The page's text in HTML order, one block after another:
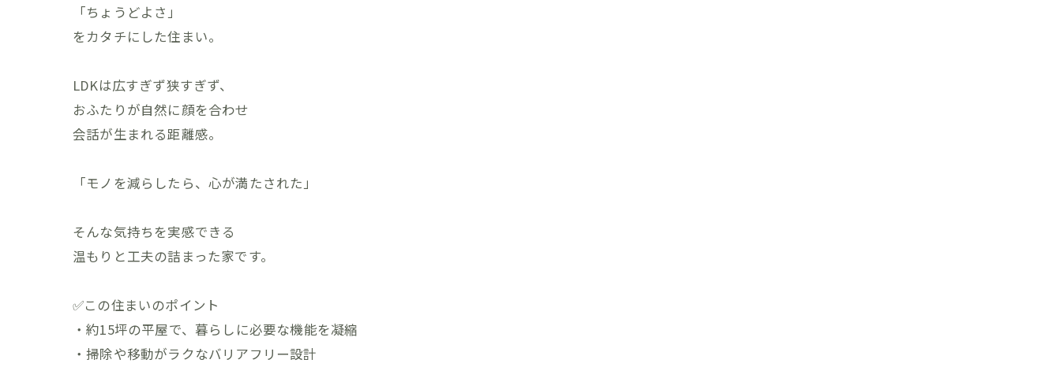
「ちょうどよさ」
をカタチにした住まい。
LDKは広すぎず狭すぎず、
おふたりが自然に顔を合わせ
会話が生まれる距離感。
「モノを減らしたら、心が満たされた」
そんな気持ちを実感できる
温もりと工夫の詰まった家です。
✅この住まいのポイント
・約15坪の平屋で、暮らしに必要な機能を凝縮
・掃除や移動がラクなバリアフリー設計